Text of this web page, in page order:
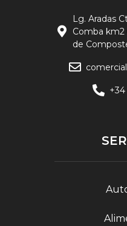
Lg. Aradas
Comba km2
de